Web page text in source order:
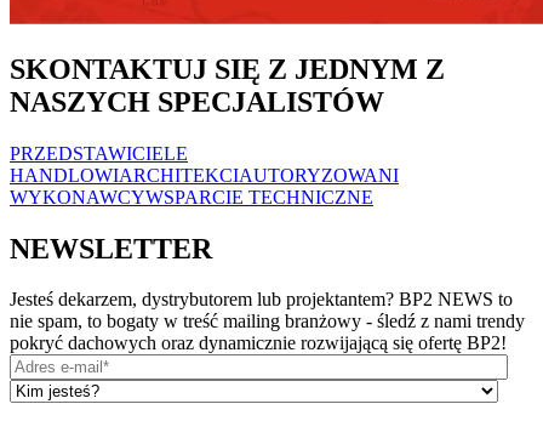
SKONTAKTUJ SIĘ Z JEDNYM Z
NASZYCH SPECJALISTÓW
PRZEDSTAWICIELE
HANDLOWIARCHITEKCIAUTORYZOWANI
WYKONAWCYWSPARCIE TECHNICZNE
NEWSLETTER
Jesteś dekarzem, dystrybutorem lub projektantem? BP2 NEWS to
nie spam, to bogaty w treść mailing branżowy - śledź z nami trendy
pokryć dachowych oraz dynamicznie rozwijającą się ofertę BP2!